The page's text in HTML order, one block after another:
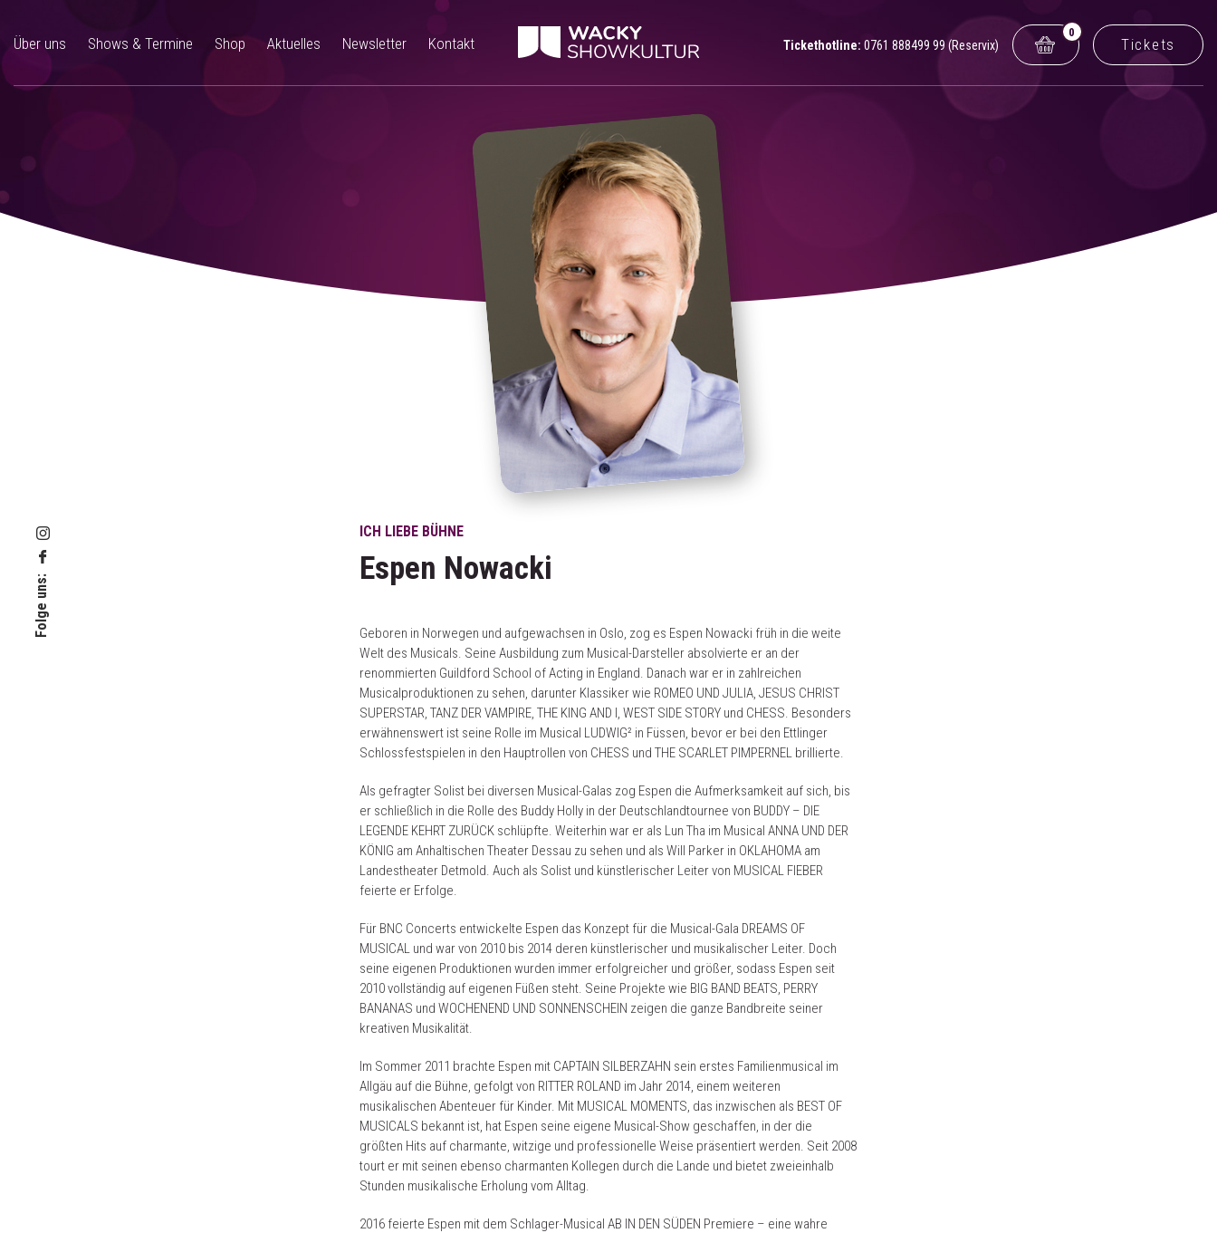
Über uns Shows & Termine Shop Aktuelles Newsletter Kontakt Tickethotline: 0761 888499 99 (Reservix)
0
Tickets
Folge uns:
ICH LIEBE BÜHNE
Espen Nowacki
Geboren in Norwegen und aufgewachsen in Oslo, zog es Espen Nowacki früh in die weite
Welt des Musicals. Seine Ausbildung zum Musical-Darsteller absolvierte er an der
renommierten Guildford School of Acting in England. Danach war er in zahlreichen
Musicalproduktionen zu sehen, darunter Klassiker wie ROMEO UND JULIA, JESUS CHRIST
SUPERSTAR, TANZ DER VAMPIRE, THE KING AND I, WEST SIDE STORY und CHESS. Besonders
erwähnenswert ist seine Rolle im Musical LUDWIG² in Füssen, bevor er bei den Ettlinger
Schlossfestspielen in den Hauptrollen von CHESS und THE SCARLET PIMPERNEL brillierte.
Als gefragter Solist bei diversen Musical-Galas zog Espen die Aufmerksamkeit auf sich, bis
er schließlich in die Rolle des Buddy Holly in der Deutschlandtournee von BUDDY – DIE
LEGENDE KEHRT ZURÜCK schlüpfte. Weiterhin war er als Lun Tha im Musical ANNA UND DER
KÖNIG am Anhaltischen Theater Dessau zu sehen und als Will Parker in OKLAHOMA am
Landestheater Detmold. Auch als Solist und künstlerischer Leiter von MUSICAL FIEBER
feierte er Erfolge.
Für BNC Concerts entwickelte Espen das Konzept für die Musical-Gala DREAMS OF
MUSICAL und war von 2010 bis 2014 deren künstlerischer und musikalischer Leiter. Doch
seine eigenen Produktionen wurden immer erfolgreicher und größer, sodass Espen seit
2010 vollständig auf eigenen Füßen steht. Seine Projekte wie BIG BAND BEATS, PERRY
BANANAS und WOCHENEND UND SONNENSCHEIN zeigen die ganze Bandbreite seiner
kreativen Musikalität.
Im Sommer 2011 brachte Espen mit CAPTAIN SILBERZAHN sein erstes Familienmusical im
Allgäu auf die Bühne, gefolgt von RITTER ROLAND im Jahr 2014, einem weiteren
musikalischen Abenteuer für Kinder. Mit MUSICAL MOMENTS, das inzwischen als BEST OF
MUSICALS bekannt ist, hat Espen seine eigene Musical-Show geschaffen, in der die
größten Hits auf charmante, witzige und professionelle Weise präsentiert werden. Seit 2008
tourt er mit seinen ebenso charmanten Kollegen durch die Lande und bietet zweieinhalb
Stunden musikalische Erholung vom Alltag.
2016 feierte Espen mit dem Schlager-Musical AB IN DEN SÜDEN Premiere – eine wahre